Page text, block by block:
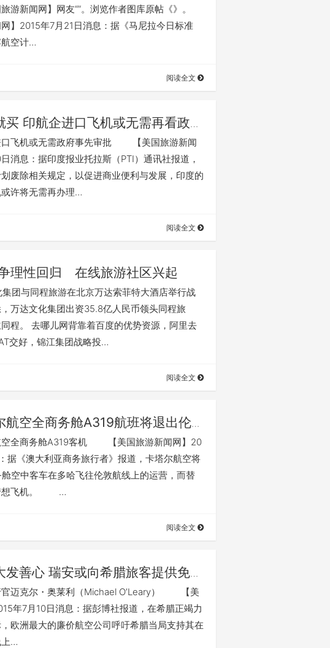
游新闻网】网友“”。浏览作者图库原帖《》。
】2015年7月21日消息：据《马尼拉今日标准
空计…
阅读全文
买 印航企进口飞机或无需再看政府
飞机或无需政府事先审批 【美国旅游新闻
消息：据印度报业托拉斯（PTI）通讯社报道，
废除相关规定，以促进商业便利与发展，印度的
许将无需再办理…
阅读全文
理性回归 在线旅游社区兴起
团与同程旅游在北京万达索菲特大酒店举行战
万达文化集团出资35.8亿人民币领头同程旅
程。 去哪儿网背靠着百度的优势资源，阿里去
交好，锦江集团战略投…
阅读全文
航空全商务舱A319航班将退出伦
全商务舱A319客机 【美国旅游新闻网】20
据《澳大利亚商务旅行者》报道，卡塔尔航空将
空中客车在多哈飞往伦敦航线上的运营，而替
想飞机。 …
阅读全文
发善心 瑞安或向希腊旅客提供免费
官迈克尔・奥莱利（Michael O’Leary） 【美
年7月10日消息：据彭博社报道，在希腊正竭力
欧洲最大的廉价航空公司呼吁希腊当局支持其在
上…